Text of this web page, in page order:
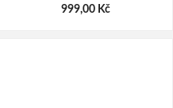
999,00 Kč